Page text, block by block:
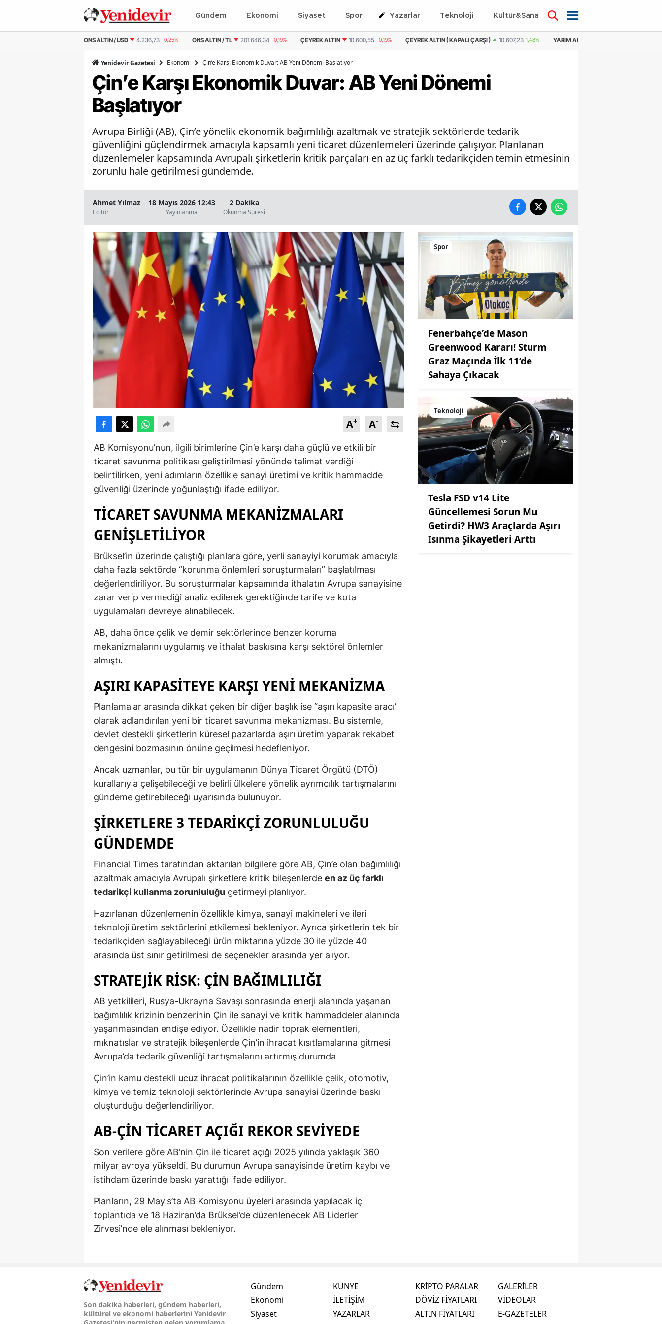
Gündem Ekonomi Siyaset Spor Yazarlar Teknoloji Kültür&Sanat
ONS ALTIN / USD 4.236,73 -0,25% ONS ALTIN / TL 201.646,34 -0,19% ÇEYREK ALTIN 10.600,55 -0,19% ÇEYREK ALTIN ( KAPALI ÇARŞI ) 10.607,23 1,48% YARIM ALTIN
Yenidevir Gazetesi Ekonomi Çin’e Karşı Ekonomik Duvar: AB Yeni Dönemi Başlatıyor
Çin’e Karşı Ekonomik Duvar: AB Yeni Dönemi
Başlatıyor
Avrupa Birliği (AB), Çin’e yönelik ekonomik bağımlılığı azaltmak ve stratejik sektörlerde tedarik
güvenliğini güçlendirmek amacıyla kapsamlı yeni ticaret düzenlemeleri üzerinde çalışıyor. Planlanan
düzenlemeler kapsamında Avrupalı şirketlerin kritik parçaları en az üç farklı tedarikçiden temin etmesinin
zorunlu hale getirilmesi gündemde.
Ahmet Yılmaz
Editör
18 Mayıs 2026 12:43
Yayınlanma
2 Dakika
Okunma Süresi
A+ A-
AB Komisyonu’nun, ilgili birimlerine Çin’e karşı daha güçlü ve etkili bir
ticaret savunma politikası geliştirilmesi yönünde talimat verdiği
belirtilirken, yeni adımların özellikle sanayi üretimi ve kritik hammadde
güvenliği üzerinde yoğunlaştığı ifade ediliyor.
TICARET SAVUNMA MEKANIZMALARI
GENIŞLETILIYOR
Brüksel’in üzerinde çalıştığı planlara göre, yerli sanayiyi korumak amacıyla
daha fazla sektörde “korunma önlemleri soruşturmaları” başlatılması
değerlendiriliyor. Bu soruşturmalar kapsamında ithalatın Avrupa sanayisine
zarar verip vermediği analiz edilerek gerektiğinde tarife ve kota
uygulamaları devreye alınabilecek.
AB, daha önce çelik ve demir sektörlerinde benzer koruma
mekanizmalarını uygulamış ve ithalat baskısına karşı sektörel önlemler
almıştı.
AŞIRI KAPASITEYE KARŞI YENI MEKANIZMA
Planlamalar arasında dikkat çeken bir diğer başlık ise “aşırı kapasite aracı”
olarak adlandırılan yeni bir ticaret savunma mekanizması. Bu sistemle,
devlet destekli şirketlerin küresel pazarlarda aşırı üretim yaparak rekabet
dengesini bozmasının önüne geçilmesi hedefleniyor.
Ancak uzmanlar, bu tür bir uygulamanın Dünya Ticaret Örgütü (DTÖ)
kurallarıyla çelişebileceği ve belirli ülkelere yönelik ayrımcılık tartışmalarını
gündeme getirebileceği uyarısında bulunuyor.
ŞIRKETLERE 3 TEDARIKÇI ZORUNLULUĞU
GÜNDEMDE
Financial Times tarafından aktarılan bilgilere göre AB, Çin’e olan bağımlılığı
azaltmak amacıyla Avrupalı şirketlere kritik bileşenlerde en az üç farklı
tedarikçi kullanma zorunluluğu getirmeyi planlıyor.
Hazırlanan düzenlemenin özellikle kimya, sanayi makineleri ve ileri
teknoloji üretim sektörlerini etkilemesi bekleniyor. Ayrıca şirketlerin tek bir
tedarikçiden sağlayabileceği ürün miktarına yüzde 30 ile yüzde 40
arasında üst sınır getirilmesi de seçenekler arasında yer alıyor.
STRATEJIK RISK: ÇIN BAĞIMLILIĞI
AB yetkilileri, Rusya-Ukrayna Savaşı sonrasında enerji alanında yaşanan
bağımlılık krizinin benzerinin Çin ile sanayi ve kritik hammaddeler alanında
yaşanmasından endişe ediyor. Özellikle nadir toprak elementleri,
mıknatıslar ve stratejik bileşenlerde Çin’in ihracat kısıtlamalarına gitmesi
Avrupa’da tedarik güvenliği tartışmalarını artırmış durumda.
Çin’in kamu destekli ucuz ihracat politikalarının özellikle çelik, otomotiv,
kimya ve temiz teknoloji sektörlerinde Avrupa sanayisi üzerinde baskı
oluşturduğu değerlendiriliyor.
AB-ÇIN TICARET AÇIĞI REKOR SEVIYEDE
Son verilere göre AB’nin Çin ile ticaret açığı 2025 yılında yaklaşık 360
milyar avroya yükseldi. Bu durumun Avrupa sanayisinde üretim kaybı ve
istihdam üzerinde baskı yarattığı ifade ediliyor.
Planların, 29 Mayıs’ta AB Komisyonu üyeleri arasında yapılacak iç
toplantıda ve 18 Haziran’da Brüksel’de düzenlenecek AB Liderler
Zirvesi’nde ele alınması bekleniyor.
Spor
Fenerbahçe’de Mason
Greenwood Kararı! Sturm
Graz Maçında İlk 11’de
Sahaya Çıkacak
Teknoloji
Tesla FSD v14 Lite
Güncellemesi Sorun Mu
Getirdi? HW3 Araçlarda Aşırı
Isınma Şikayetleri Arttı
Son dakika haberleri, gündem haberleri,
kültürel ve ekonomi haberlerini Yenidevir
Gündem
Ekonomi
Siyaset
KÜNYE
İLETİŞİM
YAZARLAR
KRİPTO PARALAR
DÖVİZ FİYATLARI
ALTIN FİYATLARI
GALERİLER
VİDEOLAR
E-GAZETELER